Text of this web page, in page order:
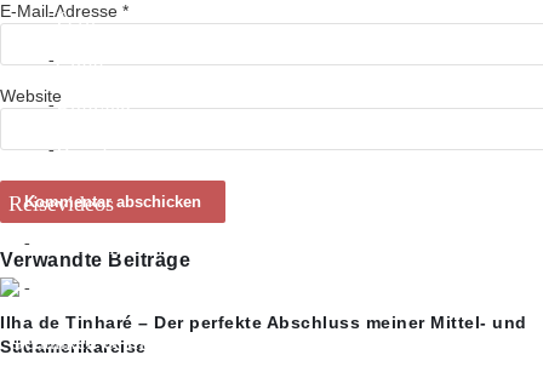
Peru
Chile
Bolivien
Brasilien
Reisevideos
Südamerika
Gedanken & Inspiration
E-Mail-Adresse *
Website
Verwandte Beiträge
Ilha de Tinharé – Der perfekte Abschluss meiner Mittel- und
Südamerikareise